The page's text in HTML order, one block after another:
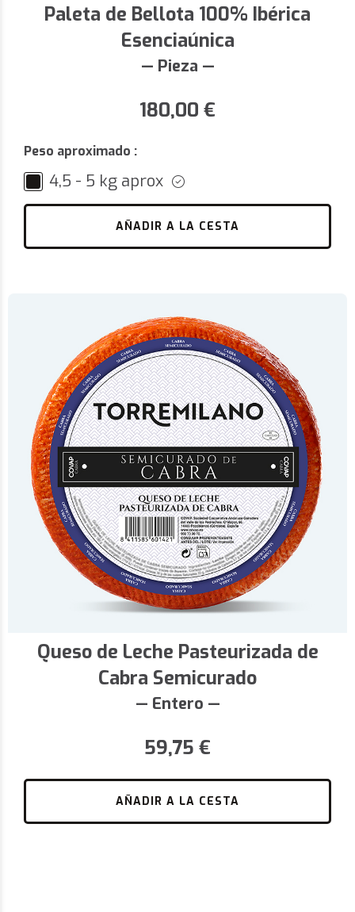
Paleta de Bellota 100% Ibérica
Esenciaúnica
— Pieza —
180,00 €
Peso aproximado :
4,5 - 5 kg aprox
AÑADIR A LA CESTA
Queso de Leche Pasteurizada de
Cabra Semicurado
— Entero —
59,75 €
AÑADIR A LA CESTA